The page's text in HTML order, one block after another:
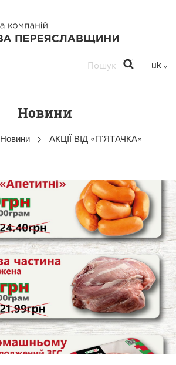
Новини
Новини > АКЦІЇ ВІД «П’ЯТАЧКА»